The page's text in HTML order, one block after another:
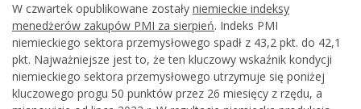
W czwartek opublikowane zostały niemieckie indeksy
menedżerów zakupów PMI za sierpień. Indeks PMI
niemieckiego sektora przemysłowego spadł z 43,2 pkt. do 42,1
pkt. Najważniejsze jest to, że ten kluczowy wskaźnik kondycji
niemieckiego sektora przemysłowego utrzymuje się poniżej
kluczowego progu 50 punktów przez 26 miesięcy z rzędu, a